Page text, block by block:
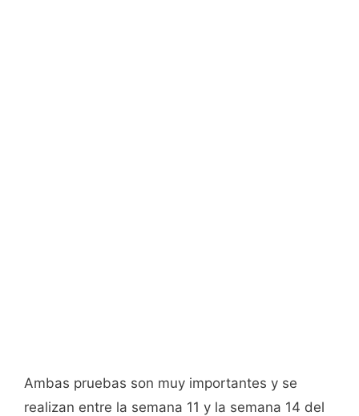
Ambas pruebas son muy importantes y se
realizan entre la semana 11 y la semana 14 del